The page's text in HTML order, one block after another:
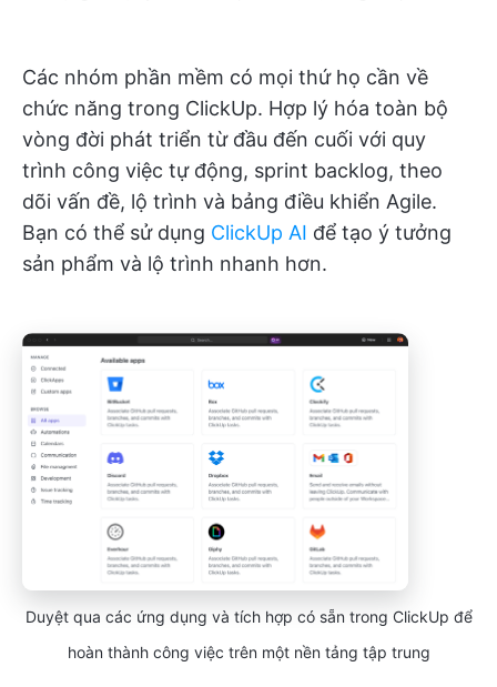
Các nhóm phần mềm có mọi thứ họ cần về
chức năng trong ClickUp. Hợp lý hóa toàn bộ
vòng đời phát triển từ đầu đến cuối với quy
trình công việc tự động, sprint backlog, theo
dõi vấn đề, lộ trình và bảng điều khiển Agile.
Bạn có thể sử dụng ClickUp AI để tạo ý tưởng
sản phẩm và lộ trình nhanh hơn.
Duyệt qua các ứng dụng và tích hợp có sẵn trong ClickUp để
hoàn thành công việc trên một nền tảng tập trung